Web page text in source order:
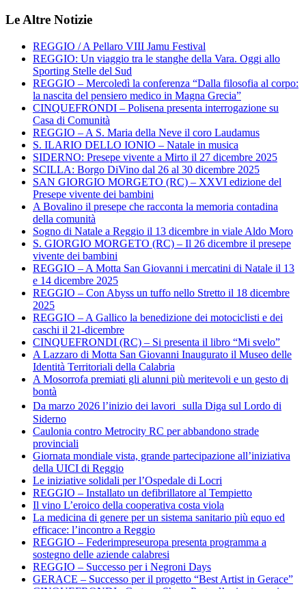
Le Altre Notizie
REGGIO / A Pellaro VIII Jamu Festival
REGGIO: Un viaggio tra le stanghe della Vara. Oggi allo
Sporting Stelle del Sud
REGGIO – Mercoledì la conferenza “Dalla filosofia al corpo:
la nascita del pensiero medico in Magna Grecia”
CINQUEFRONDI – Polisena presenta interrogazione su
Casa di Comunità
REGGIO – A S. Maria della Neve il coro Laudamus
S. ILARIO DELLO IONIO – Natale in musica
SIDERNO: Presepe vivente a Mirto il 27 dicembre 2025
SCILLA: Borgo DiVino dal 26 al 30 dicembre 2025
SAN GIORGIO MORGETO (RC) – XXVI edizione del
Presepe vivente dei bambini
A Bovalino il presepe che racconta la memoria contadina
della comunità
Sogno di Natale a Reggio il 13 dicembre in viale Aldo Moro
S. GIORGIO MORGETO (RC) – Il 26 dicembre il presepe
vivente dei bambini
REGGIO – A Motta San Giovanni i mercatini di Natale il 13
e 14 dicembre 2025
REGGIO – Con Abyss un tuffo nello Stretto il 18 dicembre
2025
REGGIO – A Gallico la benedizione dei motociclisti e dei
caschi il 21-dicembre
CINQUEFRONDI (RC) – Si presenta il libro “Mi svelo”
A Lazzaro di Motta San Giovanni Inaugurato il Museo delle
Identità Territoriali della Calabria
A Mosorrofa premiati gli alunni più meritevoli e un gesto di
bontà
Da marzo 2026 l’inizio dei lavori sulla Diga sul Lordo di
Siderno
Caulonia contro Metrocity RC per abbandono strade
provinciali
Giornata mondiale vista, grande partecipazione all’iniziativa
della UICI di Reggio
Le iniziative solidali per l’Ospedale di Locri
REGGIO – Installato un defibrillatore al Tempietto
Il vino L’eroico della cooperativa costa viola
La medicina di genere per un sistema sanitario più equo ed
efficace: l’incontro a Reggio
REGGIO – Federimpreseuropa presenta programma a
sostegno delle aziende calabresi
REGGIO – Successo per i Negroni Days
GERACE – Successo per il progetto “Best Artist in Gerace”